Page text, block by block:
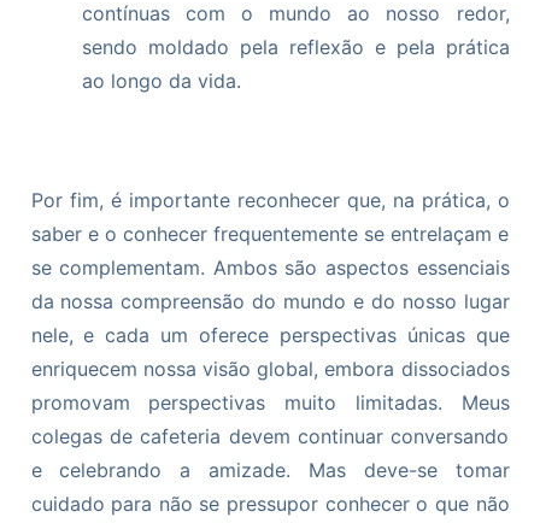
contínuas com o mundo ao nosso redor,
sendo moldado pela reflexão e pela prática
ao longo da vida.
Por fim, é importante reconhecer que, na prática, o
saber e o conhecer frequentemente se entrelaçam e
se complementam. Ambos são aspectos essenciais
da nossa compreensão do mundo e do nosso lugar
nele, e cada um oferece perspectivas únicas que
enriquecem nossa visão global, embora dissociados
promovam perspectivas muito limitadas. Meus
colegas de cafeteria devem continuar conversando
e celebrando a amizade. Mas deve-se tomar
cuidado para não se pressupor conhecer o que não